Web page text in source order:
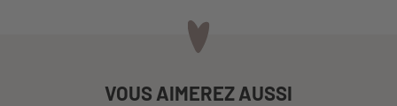
VOUS AIMEREZ AUSSI